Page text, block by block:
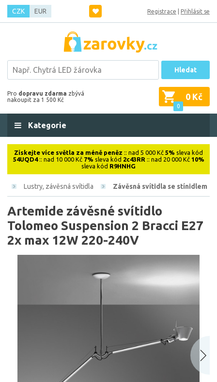
CZK EUR Registrace Přihlásit se
Hledat
Pro dopravu zdarma zbývá
nakoupit za 1 500 Kč
0
0 Kč
Kategorie
Získejte více světla za méně peněz :: nad 5 000 Kč 5% sleva kód
54UQD4:: nad 10 000 Kč 7% sleva kód 2c43RR :: nad 20 000 Kč 10%
sleva kód R9HNHG
Lustry, závěsná svítidla Závěsná svítidla se stínidlem
Artemide závěsné svítidlo
Tolomeo Suspension 2 Bracci E27
2x max 12W 220-240V